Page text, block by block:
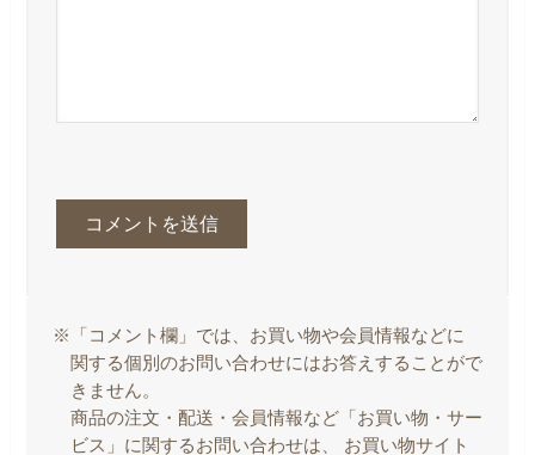
※「コメント欄」では、お買い物や会員情報などに
関する個別のお問い合わせにはお答えすることがで
きません。
商品の注文・配送・会員情報など「お買い物・サー
ビス」に関するお問い合わせは、 お買い物サイト